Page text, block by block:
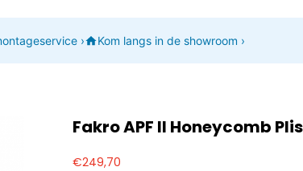
› Kom langs in de showroom ›
Fakro APF II Honeycomb
€249,70